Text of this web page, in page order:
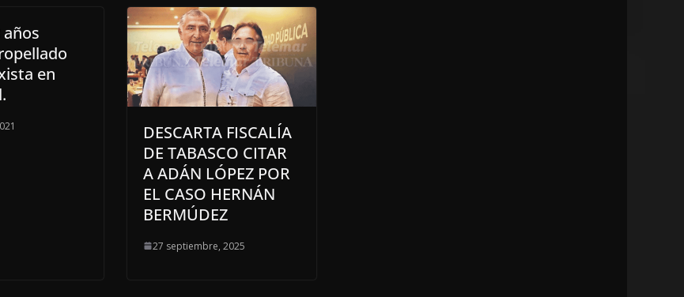
en
DESCARTA FISCALÍA
DE TABASCO CITAR
A ADÁN LÓPEZ POR
EL CASO HERNÁN
BERMÚDEZ
27 septiembre, 2025